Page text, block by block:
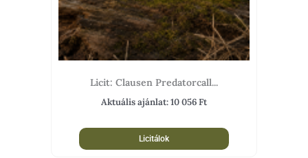
Licit: Clausen Predatorcall...
Aktuális ajánlat:10 056Ft
Licitálok